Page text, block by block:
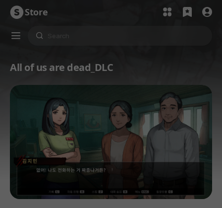
Store
All of us are dead_DLC